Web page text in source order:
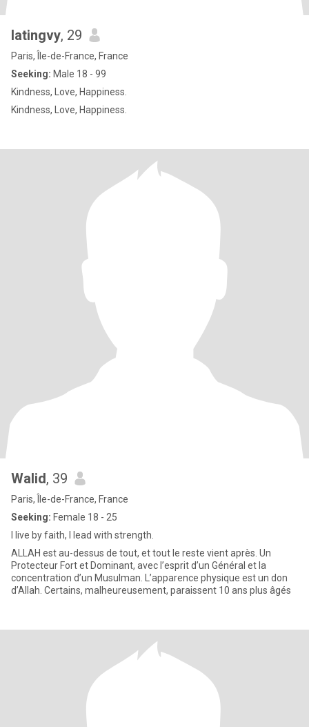
latingvy, 29
Paris, Île-de-France, France
Seeking: Male 18 - 99
Kindness, Love, Happiness.
Kindness, Love, Happiness.
Walid, 39
Paris, Île-de-France, France
Seeking: Female 18 - 25
I live by faith, I lead with strength.
ALLAH est au-dessus de tout, et tout le reste vient après. Un
Protecteur Fort et Dominant, avec l’esprit d’un Général et la
concentration d’un Musulman. L’apparence physique est un don
d’Allah. Certains, malheureusement, paraissent 10 ans plus âgés